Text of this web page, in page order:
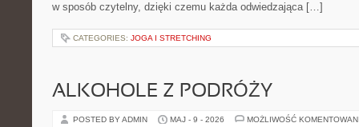
w sposób czytelny, dzięki czemu każda odwiedzająca […]
CATEGORIES: JOGA I STRETCHING
ALKOHOLE Z PODRÓŻY
POSTED BY ADMIN MAJ - 9 - 2026 MOŻLIWOŚĆ